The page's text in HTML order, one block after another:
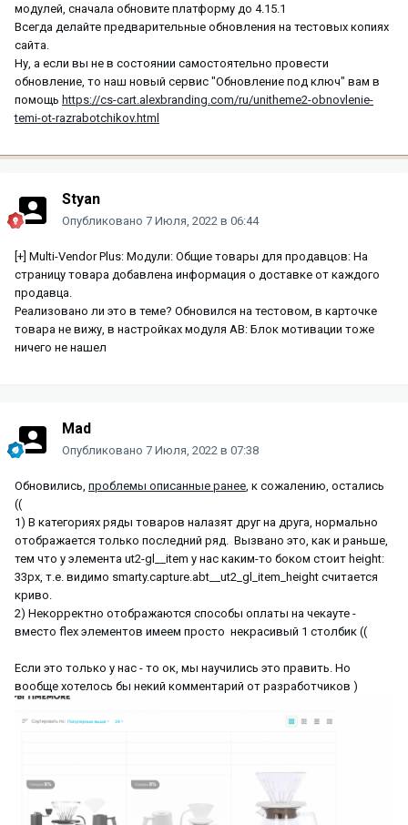
модулей, сначала обновите платформу до 4.15.1
Всегда делайте предварительные обновления на тестовых копиях
сайта.
Ну, а если вы не в состоянии самостоятельно провести
обновление, то наш новый сервис "Обновление под ключ" вам в
помощь https://cs-cart.alexbranding.com/ru/unitheme2-obnovlenie-
temi-ot-razrabotchikov.html
Styan
Опубликовано 7 Июля, 2022 в 06:44
[+] Multi-Vendor Plus: Модули: Общие товары для продавцов: На
страницу товара добавлена информация о доставке от каждого
продавца.
Реализовано ли это в теме? Обновился на тестовом, в карточке
товара не вижу, в настройках модуля AB: Блок мотивации тоже
ничего не нашел
Mad
Опубликовано 7 Июля, 2022 в 07:38
Обновились, проблемы описанные ранее , к сожалению, остались
((
1) В категориях ряды товаров налазят друг на друга, нормально
отображается только последний ряд. Вызвано это, как и раньше,
тем что у элемента ut2-gl__item у нас каким-то боком стоит height:
33px, т.е. видимо smarty.capture.abt__ut2_gl_item_height считается
криво.
2) Некорректно отображаются способы оплаты на чекауте -
вместо flex элементов имеем просто некрасивый 1 столбик ((
Если это только у нас - то ок, мы научились это править. Но
вообще хотелось бы некий комментарий от разработчиков )